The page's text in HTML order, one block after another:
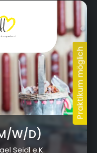
Str. 9,
W/D)
Seidl e.K.